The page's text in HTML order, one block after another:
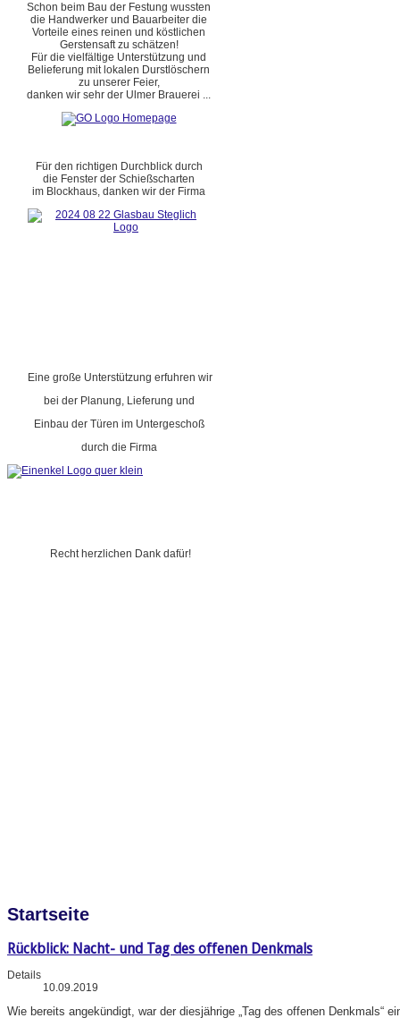
Schon beim Bau der Festung wussten
die Handwerker und Bauarbeiter die
Vorteile eines reinen und köstlichen
Gerstensaft zu schätzen!
Für die vielfältige Unterstützung und
Belieferung mit lokalen Durstlöschern
zu unserer Feier,
danken wir sehr der Ulmer Brauerei ...
Für den richtigen Durchblick durch
die Fenster der Schießscharten
im Blockhaus, danken wir der Firma
Eine große Unterstützung erfuhren wir
bei der Planung, Lieferung und
Einbau der Türen im Untergeschoß
durch die Firma
Recht herzlichen Dank dafür!
Startseite
Rückblick: Nacht- und Tag des offenen Denkmals
Details
10.09.2019
Wie bereits angekündigt, war der diesjährige „Tag des offenen Denkmals“